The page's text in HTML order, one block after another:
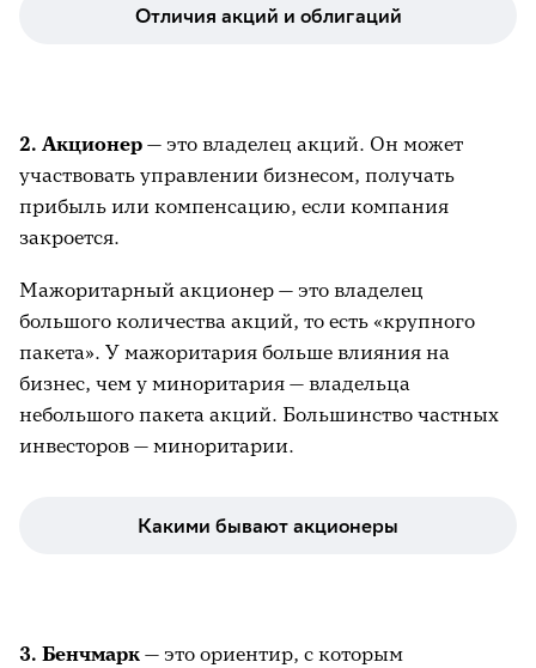
Ключевая ставка
Отличия акций и облигаций
2. Акционер — это владелец акций. Он может
участвовать управлении бизнесом, получать
прибыль или компенсацию, если компания
закроется.
Мажоритарный акционер — это владелец
большого количества акций, то есть «крупного
пакета». У мажоритария больше влияния на
бизнес, чем у миноритария — владельца
небольшого пакета акций. Большинство частных
инвесторов — миноритарии.
Какими бывают акционеры
3. Бенчмарк — это ориентир, с которым